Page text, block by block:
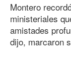
Montero
ministeriales
amistades
dijo, marcaron